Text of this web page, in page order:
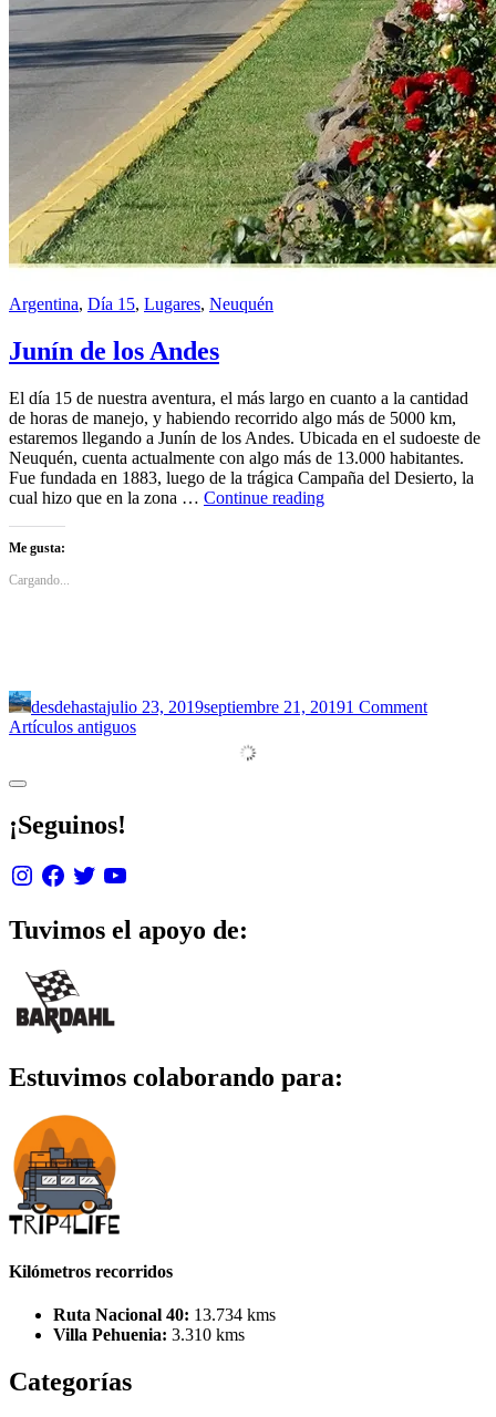
Argentina, Día 15, Lugares, Neuquén
Junín de los Andes
El día 15 de nuestra aventura, el más largo en cuanto a la cantidad
de horas de manejo, y habiendo recorrido algo más de 5000 km,
estaremos llegando a Junín de los Andes. Ubicada en el sudoeste de
Neuquén, cuenta actualmente con algo más de 13.000 habitantes.
Fue fundada en 1883, luego de la trágica Campaña del Desierto, la
cual hizo que en la zona … Continue readingJunín
Me gusta:
Cargando...
desdehastajulio 23, 2019septiembre 21, 20191 Comment
Navegación
entradas
Artículos antiguos
Sidebar
¡Seguinos!
InstagramFacebook
TwitterYouTube
Tuvimos el apoyo de:
Estuvimos colaborando para:
Kilómetros recorridos
Ruta Nacional 40: 13.734 kms
Villa Pehuenia: 3.310 kms
Categorías